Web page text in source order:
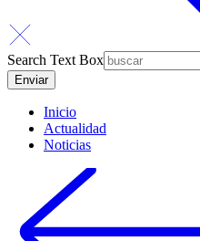
Search Text Box
Inicio
Actualidad
Noticias